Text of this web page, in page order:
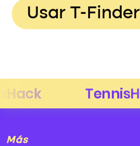
Usar T-Finder
Más